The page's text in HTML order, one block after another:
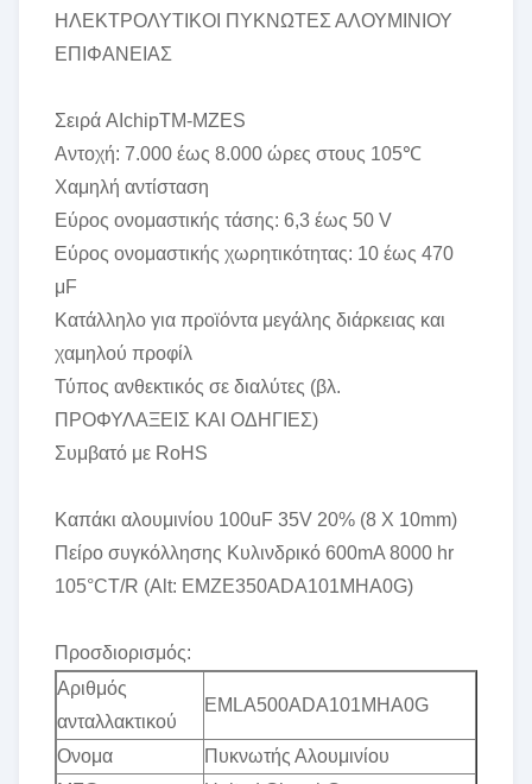
ΗΛΕΚΤΡΟΛΥΤΙΚΟΙ ΠΥΚΝΩΤΕΣ ΑΛΟΥΜΙΝΙΟΥ
ΕΠΙΦΑΝΕΙΑΣ
Σειρά AIchipTM-MZES
Αντοχή: 7.000 έως 8.000 ώρες στους 105℃
Χαμηλή αντίσταση
Εύρος ονομαστικής τάσης: 6,3 έως 50 V
Εύρος ονομαστικής χωρητικότητας: 10 έως 470
μF
Κατάλληλο για προϊόντα μεγάλης διάρκειας και
χαμηλού προφίλ
Τύπος ανθεκτικός σε διαλύτες (βλ.
ΠΡΟΦΥΛΑΞΕΙΣ ΚΑΙ ΟΔΗΓΙΕΣ)
Συμβατό με RoHS
Καπάκι αλουμινίου 100uF 35V 20% (8 X 10mm)
Πείρο συγκόλλησης Κυλινδρικό 600mA 8000 hr
105°CT/R (Alt: EMZE350ADA101MHA0G)
Προσδιορισμός:
Αριθμός
ανταλλακτικού
EMLA500ADA101MHA0G
Ονομα
Πυκνωτής Αλουμινίου